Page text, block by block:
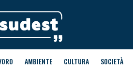
AMBIENTE CULTURA SOCIETÀ